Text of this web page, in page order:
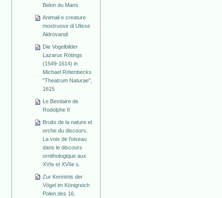
Belon du Mans
Animali e creature
mostruose di Ulisse
Aldrovandi
Die Vogelbilder
Lazarus Rötings
(1549-1614) in
Michael Rötenbecks
"Theatrum Naturae",
1615
Le Bestiaire de
Rodolphe II
Bruits de la nature et
orche du discours.
La voix de l'oiseau
dans le discours
ornithologique aux
XVIe et XVIIe s.
Zur Kenntnis der
Vögel im Königreich
Polen des 16.